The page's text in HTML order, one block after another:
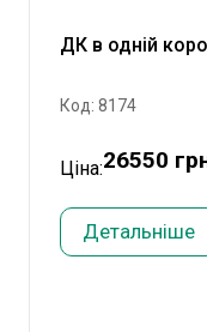
ДК в одній
Код: 8174
Ціна:26550
Детальніше